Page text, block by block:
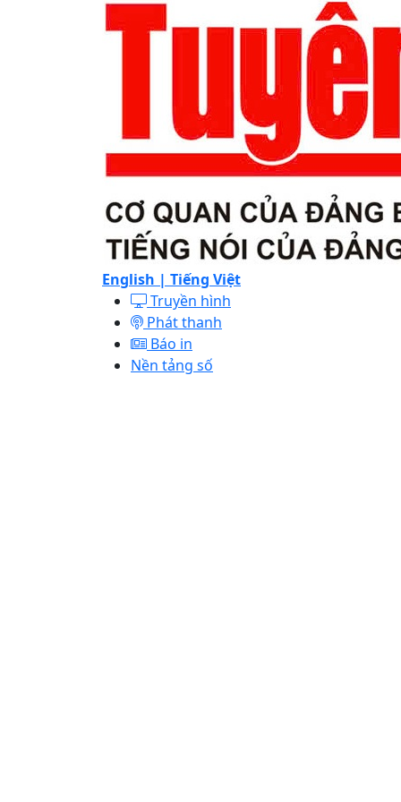
English | Tiếng Việt
Truyền hình
Phát thanh
Báo in
Nền tảng số